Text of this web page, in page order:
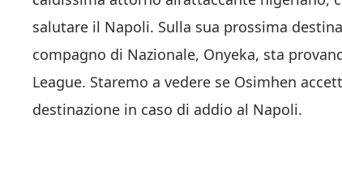
salutare il Napoli. Sulla sua prossima
compagno di Nazionale, Onyeka, sta
League. Staremo a vedere se Osimhen
destinazione in caso di addio al Napoli.